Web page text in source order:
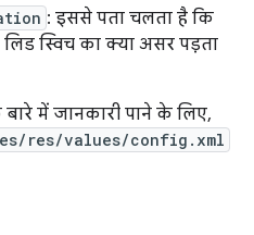
: इससे पता चलता है कि
स्विच का क्या असर पड़ता
में जानकारी पाने के लिए,
res/values/config.xml